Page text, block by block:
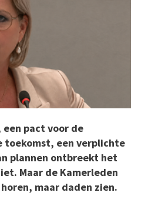
pact voor de
toekomst, een verplichte
plannen ontbreekt het
Maar de Kamerleden
maar daden zien.